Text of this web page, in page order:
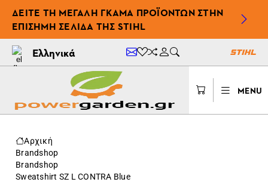
ΔΕΊΤΕ ΤΗ ΜΕΓΆΛΗ ΓΚΆΜΑ ΠΡΟΪΌΝΤΩΝ ΣΤΗΝ
ΕΠΊΣΗΜΗ ΣΕΛΊΔΑ ΤΗΣ STIHL
Ελληνικά
MENU
Αρχική
Brandshop
Brandshop
Sweatshirt SZ L CONTRA Blue